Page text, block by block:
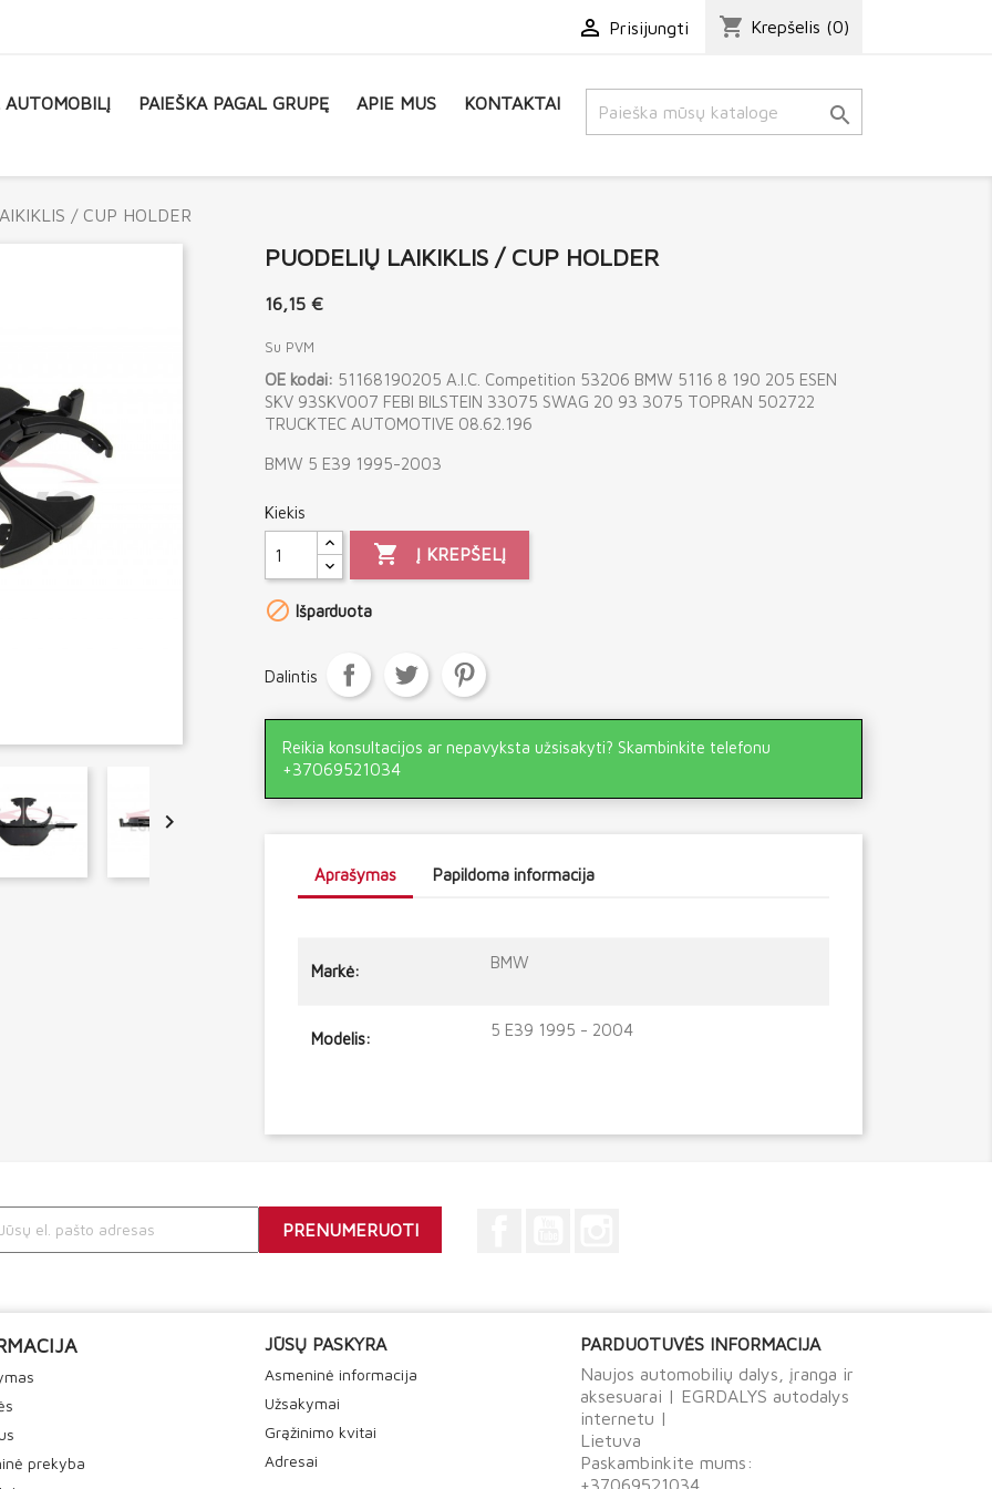
 Prisijungti shopping_cart Krepšelis (0)
AUTOMOBILĮ PAIEŠKA PAGAL GRUPĘ APIE MUS KONTAKTAI 
/ CUP HOLDER

PUODELIŲ LAIKIKLIS / CUP HOLDER
16,15 €
Su PVM
OE kodai: 51168190205 A.I.C. Competition 53206 BMW 5116 8 190 205 ESEN
SKV 93SKV007 FEBI BILSTEIN 33075 SWAG 20 93 3075 TOPRAN 502722
TRUCKTEC AUTOMOTIVE 08.62.196
BMW 5 E39 1995-2003
Kiekis
 Į KREPŠELĮ
 Išparduota
Dalintis
Reikia konsultacijos ar nepavyksta užsisakyti? Skambinkite telefonu
+37069521034
Aprašymas Papildoma informacija
Markė: BMW
Modelis: 5 E39 1995 - 2004
prekyba
JŪSŲ PASKYRA
Asmeninė informacija
Užsakymai
Grąžinimo kvitai
Adresai
PARDUOTUVĖS INFORMACIJA
Naujos automobilių dalys, įranga ir
aksesuarai | EGRDALYS autodalys
internetu |
Lietuva
Paskambinkite mums:
+37069521034